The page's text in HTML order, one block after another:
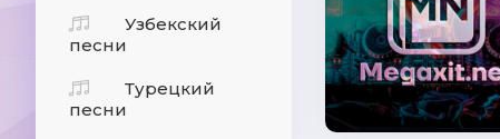
Узбекский
песни
Турецкий
песни